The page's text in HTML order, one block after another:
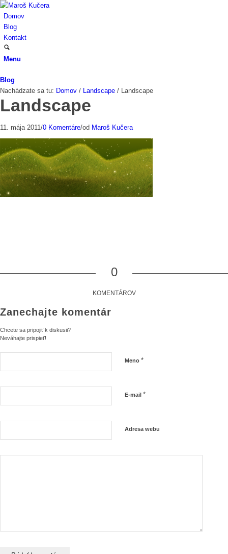
Domov
Blog
Kontakt
Menu
Blog
Nachádzate sa tu: Domov / Landscape / Landscape
Landscape
11. mája 2011/0 Komentáre/od Maroš Kučera
0
KOMENTÁROV
Zanechajte komentár
Chcete sa pripojiť k diskusii?
Neváhajte prispieť!
Meno *
E-mail *
Adresa webu